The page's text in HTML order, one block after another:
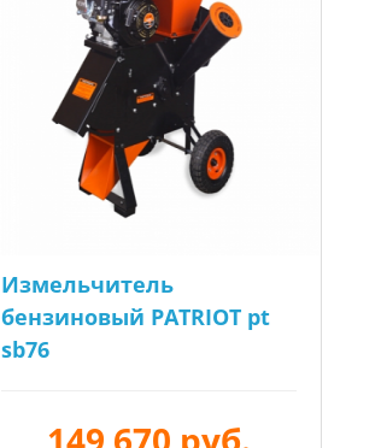
Измельчитель
бензиновый PATRIOT pt
sb76